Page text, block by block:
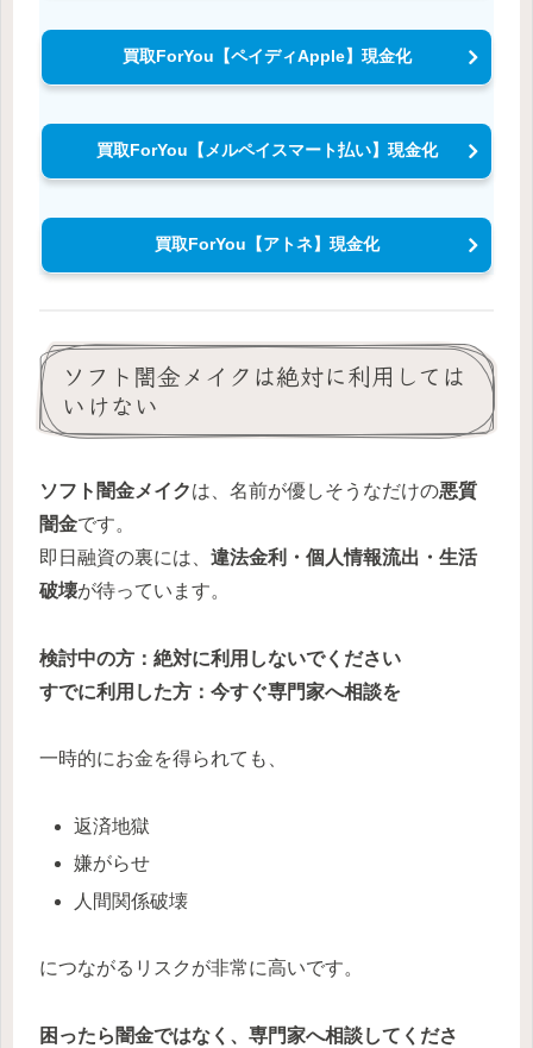
買取ForYou【ペイディApple】現金化
買取ForYou【メルペイスマート払い】現金化
買取ForYou【アトネ】現金化
ソフト闇金メイクは絶対に利用しては
いけない
ソフト闇金メイクは、名前が優しそうなだけの悪質
闇金です。
即日融資の裏には、 違法金利・個人情報流出・生活
破壊が待っています。
検討中の方：絶対に利用しないでください
すでに利用した方：今すぐ専門家へ相談を
一時的にお金を得られても、
返済地獄
嫌がらせ
人間関係破壊
につながるリスクが非常に高いです。
困ったら闇金ではなく、専門家へ相談してくださ